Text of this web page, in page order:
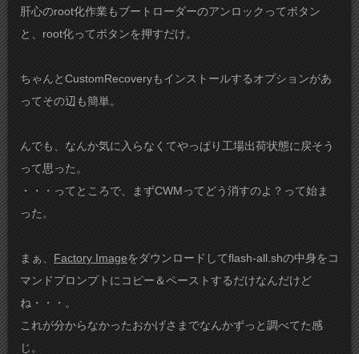
肝心のroot化作業もブートローダーのアンロックってボタン
と、root化ってボタンを押すだけ。
ちゃんとCustomRecoveryもインストールするオプションがあ
ってその辺も簡単。
んでも、なんか気に入らなくてやっぱり工場出荷状態に戻そう
って思った。
・・・ってところで、まずCWMってどう消すのよ？って始ま
った。
まぁ、 Factory Imageをダウンロードしてflash-all.shの中身をコ
マンドプロンプトにコピー＆ペーストするだけなんだけど
ね・・・。
これが分からなかったおかげさまでなんかずっと調べてた感
じ。